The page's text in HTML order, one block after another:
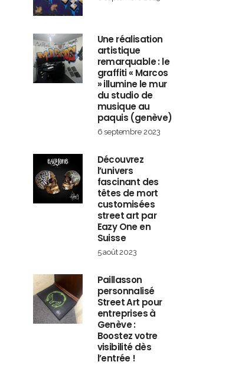
Une réalisation
artistique
remarquable : le
graffiti « Marcos
» illumine le mur
du studio de
musique au
paquis (genève)
6 septembre 2023
Découvrez
l’univers
fascinant des
têtes de mort
customisées
street art par
Eazy One en
Suisse
5 août 2023
Paillasson
personnalisé
Street Art pour
entreprises à
Genève :
Boostez votre
visibilité dès
l’entrée !